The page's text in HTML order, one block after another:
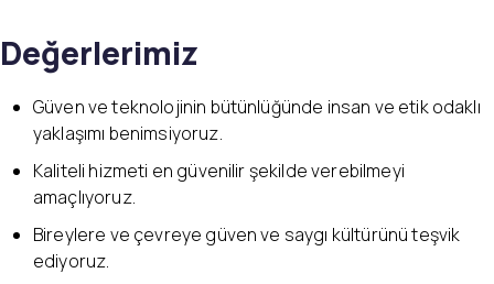
Değerlerimiz
Güven ve teknolojinin bütünlüğünde insan ve etik odaklı
yaklaşımı benimsiyoruz.
Kaliteli hizmeti en güvenilir şekilde verebilmeyi
amaçlıyoruz.
Bireylere ve çevreye güven ve saygı kültürünü teşvik
ediyoruz.